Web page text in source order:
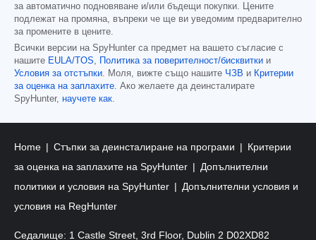
за автоматично подновяване и/или бъдещи покупки. Цените
подлежат на промяна, въпреки че ще ви уведомим предварително
за промените в цените.
Всички версии на SpyHunter са предмет на вашето съгласие с
нашите EULA/TOS, Политика за поверителност/бисквитки и
Условия за отстъпки. Моля, вижте също нашите ЧЗВ и Критерии
за оценка на заплахите. Ако желаете да деинсталирате
SpyHunter, научете как.
Home Стъпки за деинсталиране на програми
Критерии
за оценка на заплахите на SpyHunter
Допълнителни
политики и условия на SpyHunter
Допълнителни условия и
условия на RegHunter
Седалище: 1 Castle Street, 3rd Floor, Dublin 2 D02XD82